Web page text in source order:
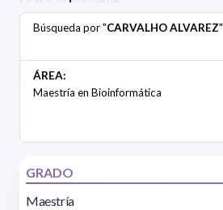
Búsqueda por "CARVALHO ALVAREZ"
ÁREA:
Maestría en Bioinformática
GRADO
Maestría